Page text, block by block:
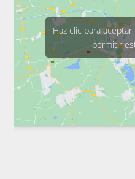
Haz clic para
permitir